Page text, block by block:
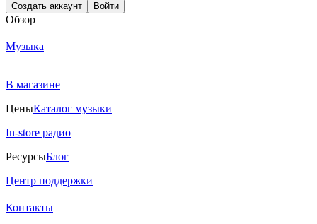
Создать аккаунт Войти
Обзор
Музыка
В магазине
ЦеныКаталог музыки
In-store радио
РесурсыБлог
Центр поддержки
Контакты